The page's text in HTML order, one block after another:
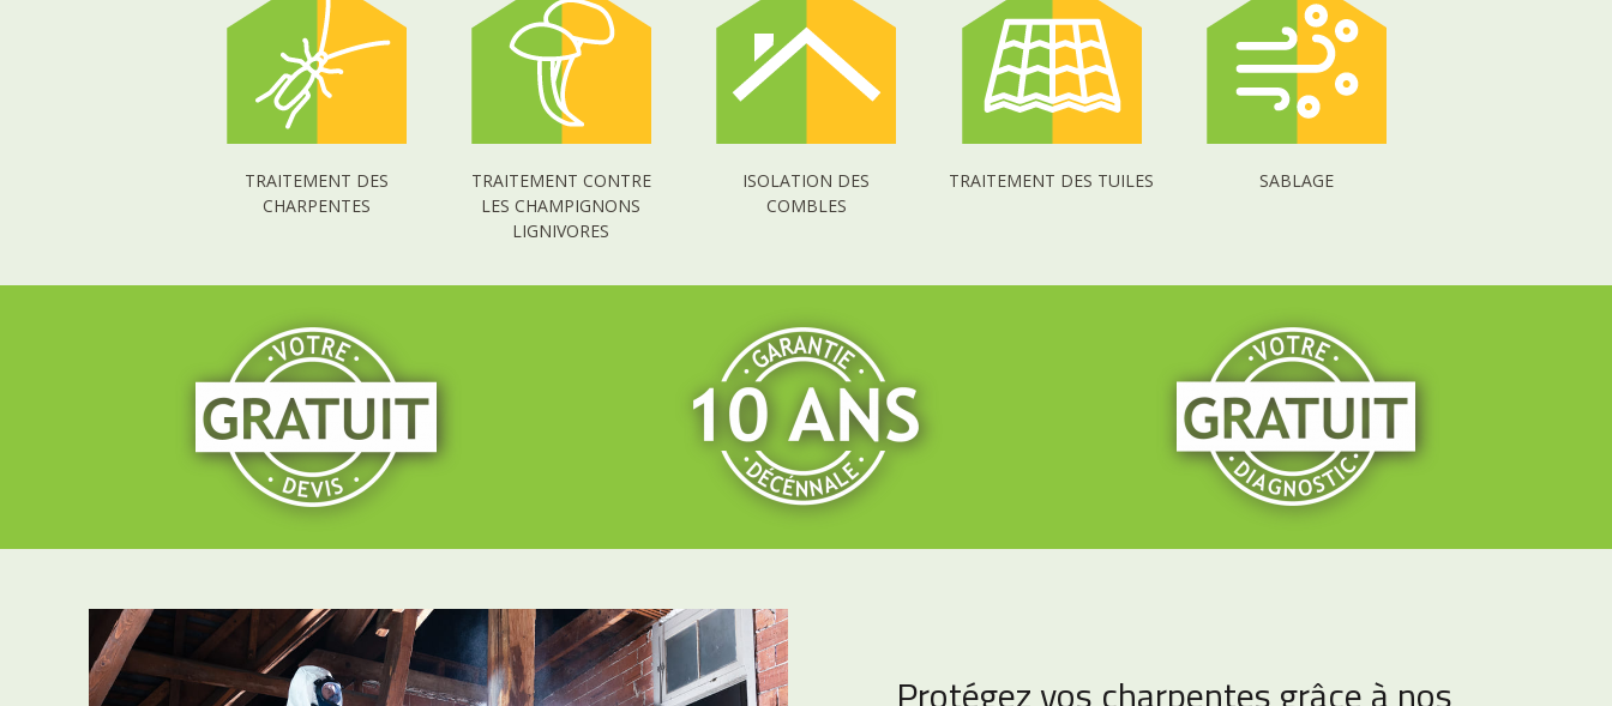
TRAITEMENT DES
CHARPENTES
TRAITEMENT CONTRE
LES CHAMPIGNONS
LIGNIVORES
ISOLATION DES
COMBLES
TRAITEMENT DES TUILES SABLAGE
Protégez vos charpentes grâce à nos